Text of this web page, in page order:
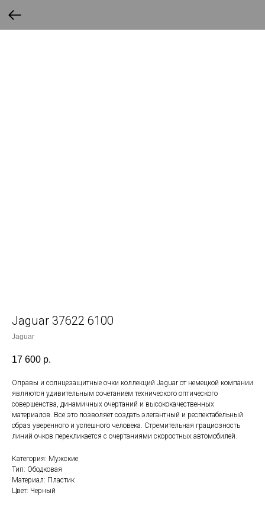
Jaguar 37622 6100
Jaguar
17 600 р.
Оправы и солнцезащитные очки коллекций Jaguar от немецкой компании
являются удивительным сочетанием технического оптического
совершенства, динамичных очертаний и высококачественных
материалов. Все это позволяет создать элегантный и респектабельный
образ уверенного и успешного человека. Стремительная грациозность
линий очков перекликается с очертаниями скоростных автомобилей.
Категория: Мужские
Тип: Ободковая
Материал: Пластик
Цвет: Черный